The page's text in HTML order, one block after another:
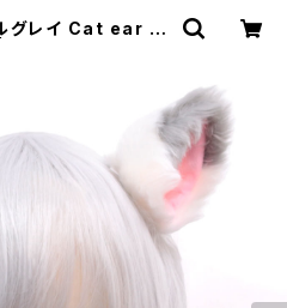
グレイ Cat ear Tr